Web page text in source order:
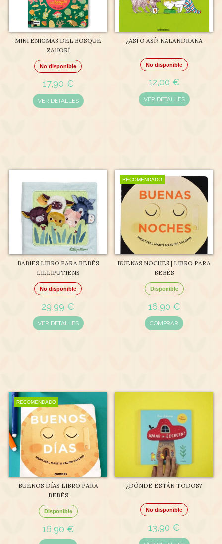
MINI ENIGMAS DEL BOSQUE
ZAHORÍ
No disponible
17,90 €
VER DETALLES
¿ASÍ O ASÍ? KALANDRAKA
No disponible
12,00 €
VER DETALLES
BABIES LIBRO PARA BEBÉS
LILLIPUTIENS
No disponible
29,99 €
VER DETALLES
RECOMENDADO
BUENAS NOCHES | LIBRO PARA
BEBÉS
Disponible
16,90 €
COMPRAR
RECOMENDADO
BUENOS DÍAS LIBRO PARA
BEBÉS
Disponible
16,90 €
¿DÓNDE ESTÁN TODOS?
No disponible
13,90 €